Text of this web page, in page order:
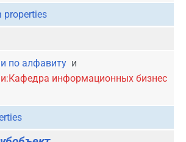
properties
по алфавитуи
информационных бизнес